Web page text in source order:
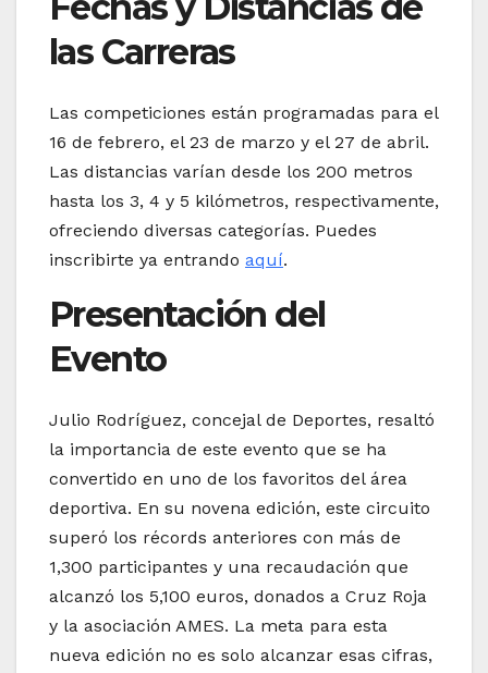
las Carreras
Las competiciones están programadas para el
16 de febrero, el 23 de marzo y el 27 de abril.
Las distancias varían desde los 200 metros
hasta los 3, 4 y 5 kilómetros, respectivamente,
ofreciendo diversas categorías. Puedes
inscribirte ya entrando aquí.
Presentación del
Evento
Julio Rodríguez, concejal de Deportes, resaltó
la importancia de este evento que se ha
convertido en uno de los favoritos del área
deportiva. En su novena edición, este circuito
superó los récords anteriores con más de
1,300 participantes y una recaudación que
alcanzó los 5,100 euros, donados a Cruz Roja
y la asociación AMES. La meta para esta
nueva edición no es solo alcanzar esas cifras,